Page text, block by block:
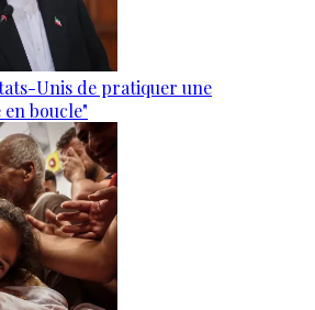
Unis de pratiquer une
boucle"